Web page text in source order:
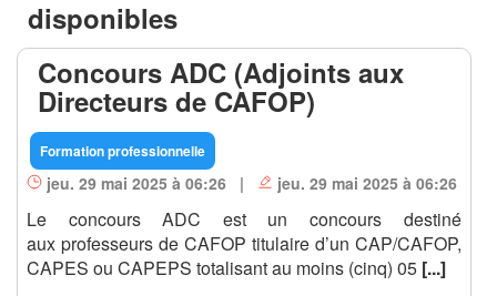
disponibles
Concours ADC (Adjoints aux
Directeurs de CAFOP)
Formation professionnelle
jeu. 29 mai 2025 à 06:26 | jeu. 29 mai 2025 à 06:26
Le concours ADC est un concours destiné
aux professeurs de CAFOP titulaire d’un CAP/CAFOP,
CAPES ou CAPEPS totalisant au moins (cinq) 05 [...]